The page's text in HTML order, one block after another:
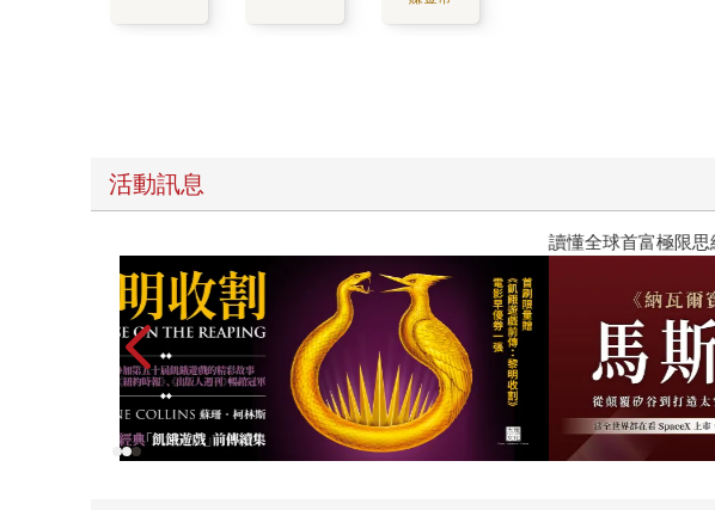
活動訊息
高功能倖存者：如果不「有用」，我還值得被愛嗎？（限量作者親簽版）